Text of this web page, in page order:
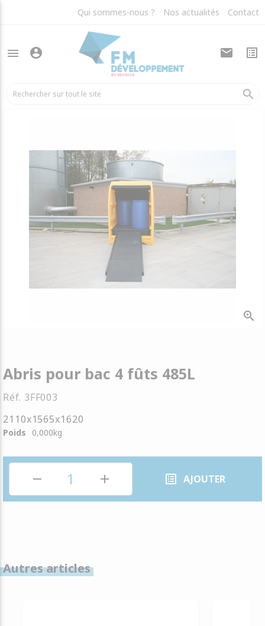
Qui sommes-nous ? Nos actualités Contact
menu account_circle mail list_alt
search
arrow_back Bacs de rétention
zoom_in
Abris pour bac 4 fûts 485L
Réf. 3FF003
2110x1565x1620
Poids 0,000kg
remove add list_alt AJOUTER
Autres articles